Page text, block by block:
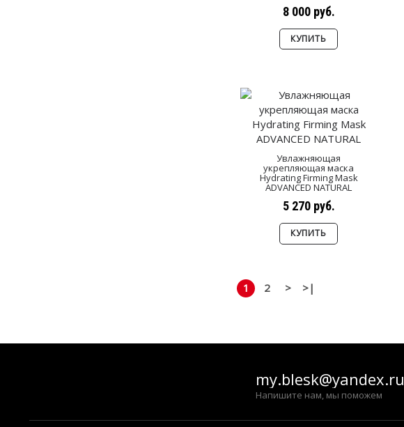
8 000 руб.
КУПИТЬ
Увлажняющая
укрепляющая маска
Hydrating Firming Mask
ADVANCED NATURAL
5 270 руб.
КУПИТЬ
1 2 > >|
my.blesk@yandex.ru
Напишите нам, мы поможем